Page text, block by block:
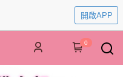
開啟APP
0